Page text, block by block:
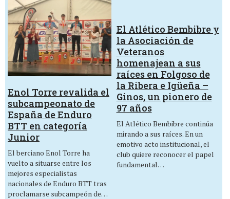
Enol Torre revalida el
subcampeonato de
España de Enduro
BTT en categoría
Junior
El berciano Enol Torre ha
vuelto a situarse entre los
mejores especialistas
nacionales de Enduro BTT tras
proclamarse subcampeón de…
El Atlético Bembibre y
la Asociación de
Veteranos
homenajean a sus
raíces en Folgoso de
la Ribera e Igüeña –
Ginos, un pionero de
97 años
El Atlético Bembibre continúa
mirando a sus raíces. En un
emotivo acto institucional, el
club quiere reconocer el papel
fundamental…